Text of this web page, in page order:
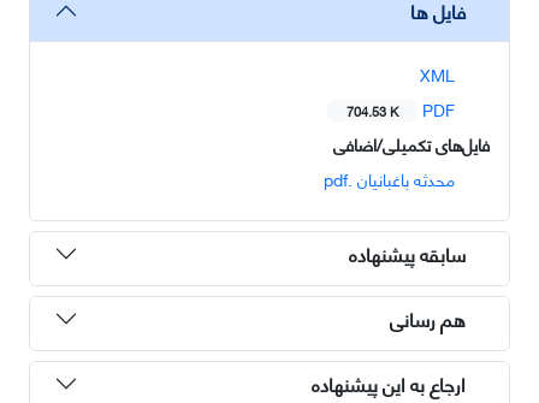
فایل ها
XML
PDF
704.53 K
فایل‌های تکمیلی/اضافی
محدثه باغبانیان .pdf
سابقه پیشنهاده
هم رسانی
ارجاع به این پیشنهاده